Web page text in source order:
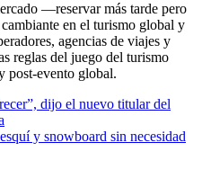
—reservar más tarde pero
en el turismo global y
agencias de viajes y
reglas del juego del turismo
post-evento global.
dijo el nuevo titular del
y snowboard sin necesidad